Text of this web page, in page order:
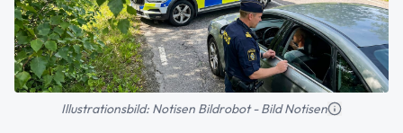
Illustrationsbild: Notisen Bildrobot - Bild Notisen